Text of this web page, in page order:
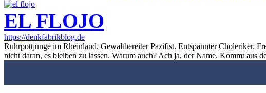
EL FLOJO
https://denkfabrikblog.de
Ruhrpottjunge im Rheinland. Gewaltbereiter Pazifist. Entspannter Choleriker.
nicht daran, es bleiben zu lassen. Warum auch? Ach ja, der Name. Kommt aus